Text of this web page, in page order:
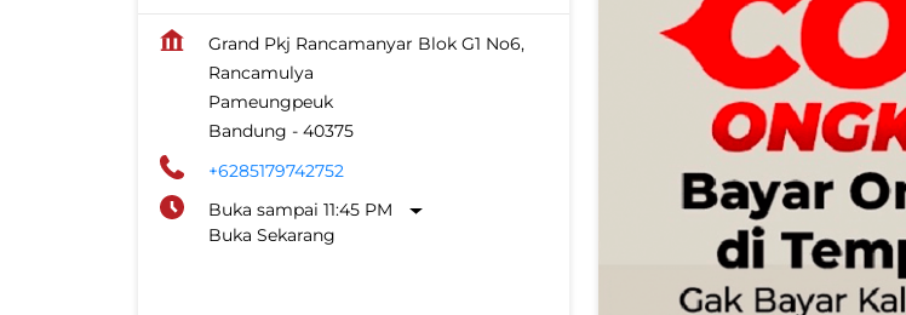
Grand Pkj Rancamanyar Blok G1 No6,
Rancamulya
Pameungpeuk
Bandung - 40375
+6285179742752
Buka sampai 11:45 PM
Buka Sekarang